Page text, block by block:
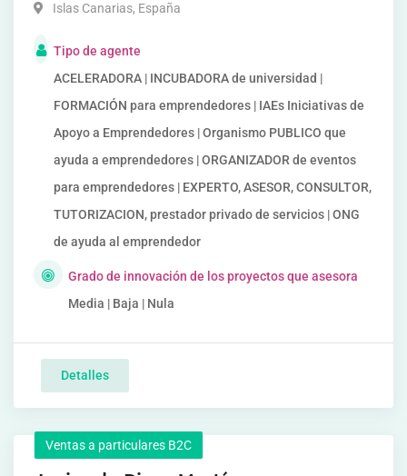
Islas Canarias, España
Tipo de agente
ACELERADORA | INCUBADORA de universidad |
FORMACIÓN para emprendedores | IAEs Iniciativas de
Apoyo a Emprendedores | Organismo PUBLICO que
ayuda a emprendedores | ORGANIZADOR de eventos
para emprendedores | EXPERTO, ASESOR, CONSULTOR,
TUTORIZACION, prestador privado de servicios | ONG
de ayuda al emprendedor
Grado de innovación de los proyectos que asesora
Media | Baja | Nula
Detalles
Ventas a particulares B2C